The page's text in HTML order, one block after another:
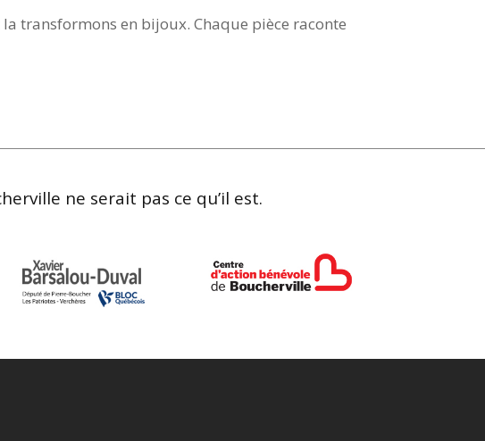
transformons en bijoux. Chaque pièce raconte
ne serait pas ce qu’il est.